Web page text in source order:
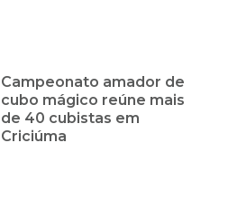
Campeonato amador de
cubo mágico reúne mais
de 40 cubistas em
Criciúma